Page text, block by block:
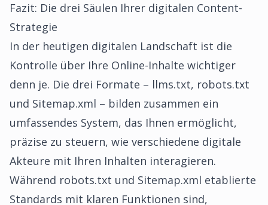
Fazit: Die drei Säulen Ihrer digitalen Content-
Strategie
In der heutigen digitalen Landschaft ist die
Kontrolle über Ihre Online-Inhalte wichtiger
denn je. Die drei Formate – llms.txt, robots.txt
und Sitemap.xml – bilden zusammen ein
umfassendes System, das Ihnen ermöglicht,
präzise zu steuern, wie verschiedene digitale
Akteure mit Ihren Inhalten interagieren.
Während robots.txt und Sitemap.xml etablierte
Standards mit klaren Funktionen sind,